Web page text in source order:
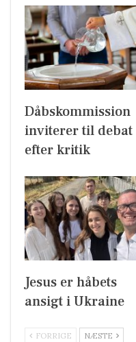
Dåbskommission
inviterer til debat
efter kritik
Jesus er håbets
ansigt i Ukraine
FORRIGE NÆSTE